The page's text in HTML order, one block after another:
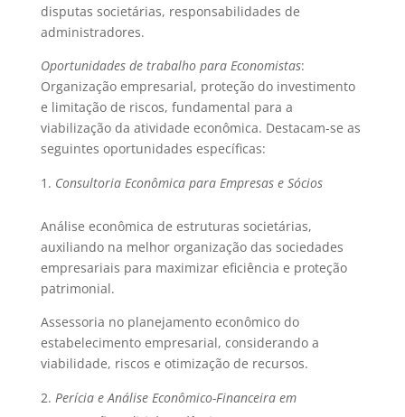
disputas societárias, responsabilidades de
administradores.
Oportunidades de trabalho para Economistas:
Organização empresarial, proteção do investimento
e limitação de riscos, fundamental para a
viabilização da atividade econômica. Destacam-se as
seguintes oportunidades específicas:
Consultoria Econômica para Empresas e Sócios
Análise econômica de estruturas societárias,
auxiliando na melhor organização das sociedades
empresariais para maximizar eficiência e proteção
patrimonial.
Assessoria no planejamento econômico do
estabelecimento empresarial, considerando a
viabilidade, riscos e otimização de recursos.
Perícia e Análise Econômico-Financeira em